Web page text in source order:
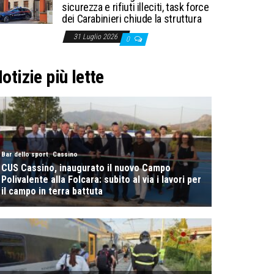
sicurezza e rifiuti illeciti, task force
dei Carabinieri chiude la struttura
31 Luglio 2026 0
più lette